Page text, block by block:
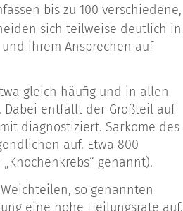
bis zu 100 verschiedene,
sich teilweise deutlich in
ihrem Ansprechen auf
gleich häufig und in allen
Dabei entfällt der Großteil auf
diagnostiziert. Sarkome des
auf. Etwa 800
genannt).
so genannten
eine hohe Heilungsrate auf.